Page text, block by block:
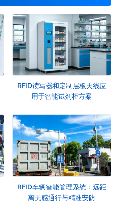
RFID读写器和定制层板天线应
用于智能试剂柜方案
RFID车辆智能管理系统：远距
离无感通行与精准安防